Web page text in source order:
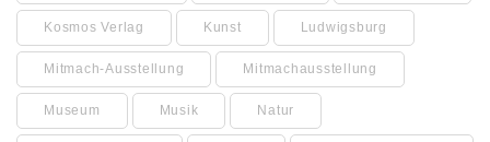
Kosmos Verlag Kunst Ludwigsburg
Mitmach-Ausstellung Mitmachausstellung
Museum Musik Natur